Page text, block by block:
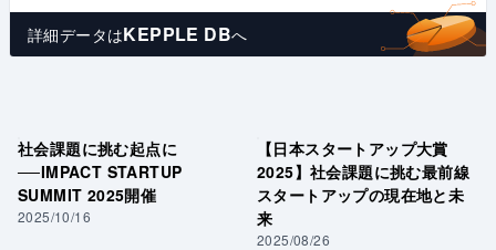
詳細データはKEPPLE DBへ
社会課題に挑む起点に
──IMPACT STARTUP
SUMMIT 2025開催
2025/10/16
【日本スタートアップ大賞
2025】社会課題に挑む最前線
スタートアップの現在地と未
来
2025/08/26